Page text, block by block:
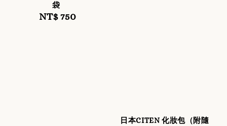
袋
Regular
NT$ 750
日本CITEN 化妝包（附隨